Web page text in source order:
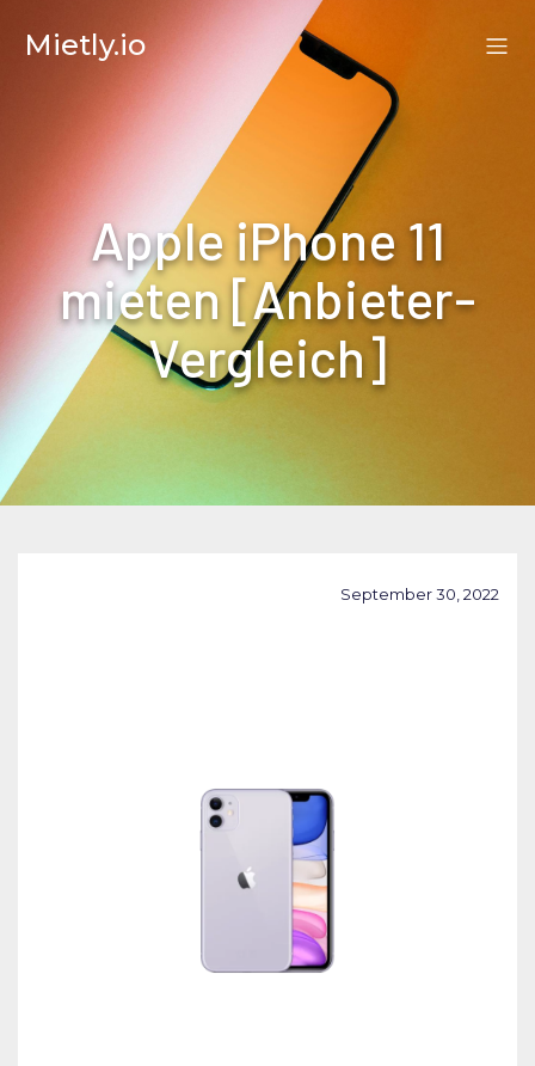
Mietly.io
Apple iPhone 11
mieten [Anbieter-
Vergleich]
September 30, 2022